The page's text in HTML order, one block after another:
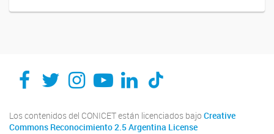
Los contenidos del CONICET están licenciados bajo Creative
Commons Reconocimiento 2.5 Argentina License